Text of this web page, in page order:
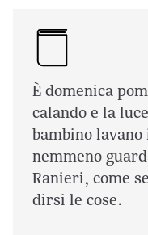
È domenica
calando e la
bambino
nemmeno
Ranieri, come
dirsi le cose.